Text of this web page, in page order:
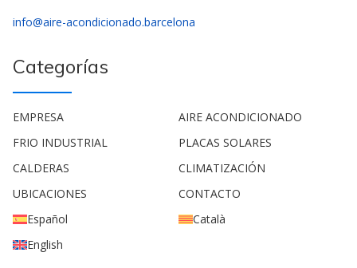
info@aire-acondicionado.barcelona
Categorías
EMPRESA
AIRE ACONDICIONADO
FRIO INDUSTRIAL
PLACAS SOLARES
CALDERAS
CLIMATIZACIÓN
UBICACIONES
CONTACTO
Español
Català
English